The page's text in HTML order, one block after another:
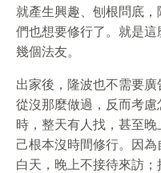
就產生興趣、刨根問底
們也想要修行了。就是
幾個法友。
出家後，隆波也不需要廣
從沒那麼做過，反而考
時，整天有人找，甚至
己根本沒時間修行。因
白天，晚上不接待來訪